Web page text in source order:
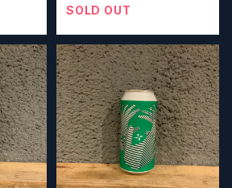
ゴーゼ
SOLD OUT